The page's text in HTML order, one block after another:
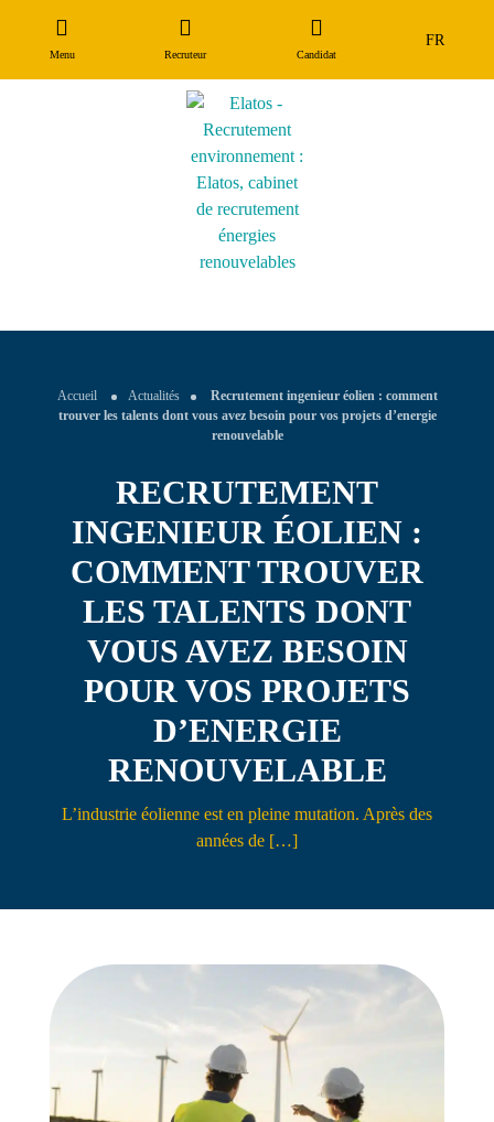
Menu Recruteur Candidat
FR
Métiers
Notre processus
Qui sommes-nous ?
Accueil Actualités
Recrutement ingenieur éolien : comment
trouver les talents dont vous avez besoin pour vos projets d’energie
renouvelable
RECRUTEMENT
INGENIEUR ÉOLIEN :
COMMENT TROUVER
LES TALENTS DONT
VOUS AVEZ BESOIN
POUR VOS PROJETS
D’ENERGIE
RENOUVELABLE
L’industrie éolienne est en pleine mutation. Après des
années de […]